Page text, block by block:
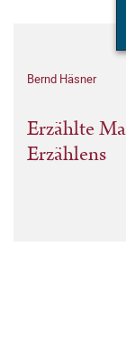
Bernd Häsner
Erzählte
Erzählens